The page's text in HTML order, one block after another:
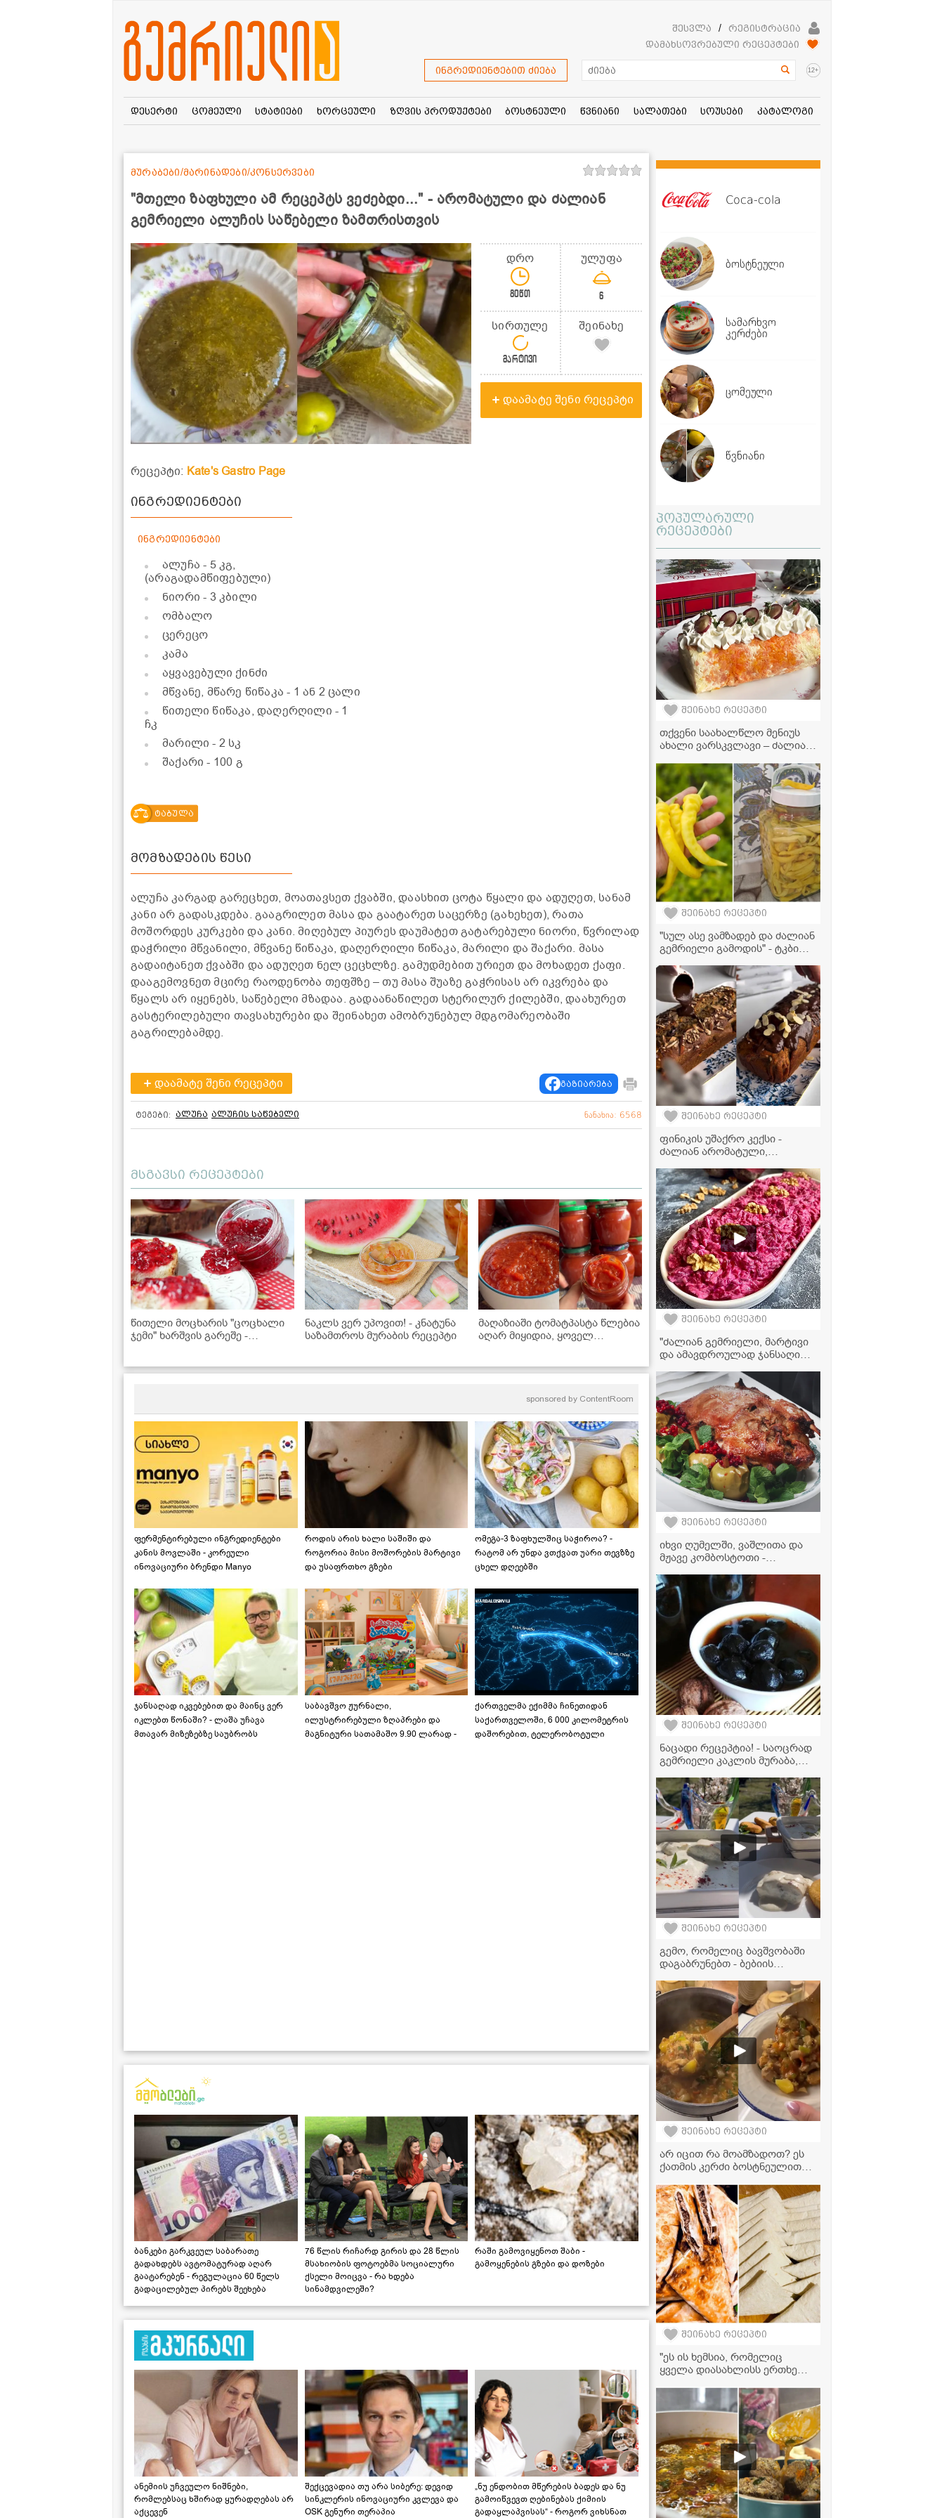
შესვლა /
რეგისტრაცია
დამახსოვრებული რეცეპტები
ინგრედიენტებით ძიება 12+
დესერტი ცომეული სტატიები ხორცეული ზღვის პროდუქტები ბოსტნეული წვნიანი სალათები სოუსები კატალოგი
"მთელი ზაფხული ამ რეცეპტს ვეძებდი..." - არომატული და ძალიან
გემრიელი ალუჩის საწებელი ზამთრისთვის
მურაბები/მარინადები/კონსერვები
დრო
80წთ
ულუფა
6
სირთულე
მარტივი
შეინახე
დაამატე შენი რეცეპტი
რეცეპტი: Kate's Gastro Page
ინგრედიენტები
ინგრედიენტები
ალუჩა- 5 კგ,
(არაგადამწიფებული)
ნიორი- 3 კბილი
ომბალო
ცერეცო
კამა
აყვავებული ქინძი
მწვანე, მწარე წიწაკა- 1 ან 2 ცალი
წითელი წიწაკა, დაღერღილი - 1
ჩკ
მარილი- 2 სკ
შაქარი- 100 გ
ტაბულა
მომზადების წესი
ალუჩა კარგად გარეცხეთ, მოათავსეთ ქვაბში, დაასხით ცოტა წყალი და ადუღეთ, სანამ
კანი არ გადასკდება. გააგრილეთ მასა და გაატარეთ საცერზე (გახეხეთ), რათა
მოშორდეს კურკები და კანი. მიღებულ პიურეს დაუმატეთ გატარებული ნიორი, წვრილად
დაჭრილი მწვანილი, მწვანე წიწაკა, დაღერღილი წიწაკა, მარილი და შაქარი. მასა
გადაიტანეთ ქვაბში და ადუღეთ ნელ ცეცხლზე. გამუდმებით ურიეთ და მოხადეთ ქაფი.
დააგემოვნეთ მცირე რაოდენობა თეფშზე – თუ მასა შუაზე გაჭრისას არ იკვრება და
წყალს არ იყენებს, საწებელი მზადაა. გადაანაწილეთ სტერილურ ქილებში, დაახურეთ
გასტერილებული თავსახურები და შეინახეთ ამობრუნებულ მდგომარეობაში
გაგრილებამდე.
დაამატე შენი რეცეპტი გაზიარება
ტეგები: ალუჩა ალუჩის საწებელი ნანახია: 6568
მსგავსი რეცეპტები
წითელი მოცხარის "ცოცხალი
ჯემი" ხარშვის გარეშე -
ნაკლს ვერ უპოვით! - კნატუნა
საზამთროს მურაბის რეცეპტი
მაღაზიაში ტომატპასტა წლებია
აღარ მიყიდია, ყოველ
რეცეპტი
sponsored by ContentRoom
ფერმენტირებული ინგრედიენტები
კანის მოვლაში - კორეული
ინოვაციური ბრენდი Manyo
როდის არის ხალი საშიში და
როგორია მისი მოშორების მარტივი
და უსაფრთხო გზები
ომეგა-3 ზაფხულშიც საჭიროა? -
რატომ არ უნდა ვთქვათ უარი თევზზე
ცხელ დღეებში
ჯანსაღად იკვებებით და მაინც ვერ
იკლებთ წონაში? - ლაშა უჩავა
მთავარ მიზეზებზე საუბრობს
საბავშვო ჟურნალი,
ილუსტრირებული ზღაპრები და
მაგნიტური სათამაშო 9.90 ლარად -
ქართველმა ექიმმა ჩინეთიდან
საქართველოში, 6 000 კილომეტრის
დაშორებით, ტელერობოტული
ბანკები გარკვეულ საბარათე
გადახდებს ავტომატურად აღარ
გაატარებენ - რეგულაცია 60 წელს
გადაცილებულ პირებს შეეხება
76 წლის რიჩარდ გირის და 28 წლის
მსახიობის ფოტოებმა სოციალური
ქსელი მოიცვა - რა ხდება
სინამდვილეში?
რაში გამოვიყენოთ შაბი -
გამოყენების გზები და დოზები
ანემიის უჩვეულო ნიშნები,
რომლებსაც ხშირად ყურადღებას არ
აქცევენ
შექცევადია თუ არა სიბერე: დევიდ
სინკლერის ინოვაციური კვლევა და
OSK გენური თერაპია
„ნუ ენდობით მწერების ბადეს და ნუ
გამოიწვევთ ღებინებას ქიმიის
გადაყლაპვისას“ - როგორ ვიხსნათ
Coca-cola
ბოსტნეული
სამარხვო
კერძები
ცომეული
წვნიანი
პოპულარული
რეცეპტები
შეინახე რეცეპტი
თქვენი საახალწლო მენიუს
ახალი ვარსკვლავი – ძალიან
სალათა "მიმოზა"
შეინახე რეცეპტი
"სულ ასე ვამზადებ და ძალიან
გემრიელი გამოდის" - ტკბილი
შეინახე რეცეპტი
ფინიკის უშაქრო კექსი -
ძალიან არომატული,
დესერტი
შეინახე რეცეპტი
"ძალიან გემრიელი, მარტივი
და ამავდროულად ჯანსაღი
ვიდეორეცეპტი
შეინახე რეცეპტი
იხვი ღუმელში, ვაშლითა და
მჟავე კომბოსტოთი -
კერძი
შეინახე რეცეპტი
ნაცადი რეცეპტია! - საოცრად
გემრიელი კაკლის მურაბა,
სცადოთ
შეინახე რეცეპტი
გემო, რომელიც ბავშვობაში
დაგაბრუნებთ - ბებიის
რეცეპტი
შეინახე რეცეპტი
არ იცით რა მოამზადოთ? ეს
ქათმის კერძი ბოსტნეულით
გახდება!
შეინახე რეცეპტი
"ეს ის ხემსია, რომელიც
ყველა დიასახლისს ერთხელ
ლობიანი თხელ ლავაშში